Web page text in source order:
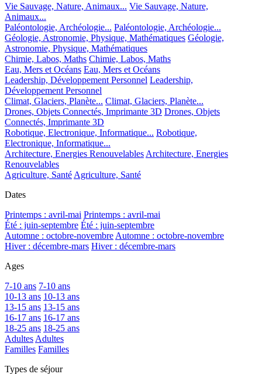
Vie Sauvage, Nature, Animaux... Vie Sauvage, Nature,
Animaux...
Paléontologie, Archéologie... Paléontologie, Archéologie...
Géologie, Astronomie, Physique, Mathématiques Géologie,
Astronomie, Physique, Mathématiques
Chimie, Labos, Maths Chimie, Labos, Maths
Eau, Mers et Océans Eau, Mers et Océans
Leadership, Développement Personnel Leadership,
Développement Personnel
Climat, Glaciers, Planète... Climat, Glaciers, Planète...
Drones, Objets Connectés, Imprimante 3D Drones, Objets
Connectés, Imprimante 3D
Robotique, Electronique, Informatique... Robotique,
Electronique, Informatique...
Architecture, Energies Renouvelables Architecture, Energies
Renouvelables
Agriculture, Santé Agriculture, Santé
Dates
Printemps : avril-mai Printemps : avril-mai
Été : juin-septembre Été : juin-septembre
Automne : octobre-novembre Automne : octobre-novembre
Hiver : décembre-mars Hiver : décembre-mars
Ages
7-10 ans 7-10 ans
10-13 ans 10-13 ans
13-15 ans 13-15 ans
16-17 ans 16-17 ans
18-25 ans 18-25 ans
Adultes Adultes
Familles Familles
Types de séjour